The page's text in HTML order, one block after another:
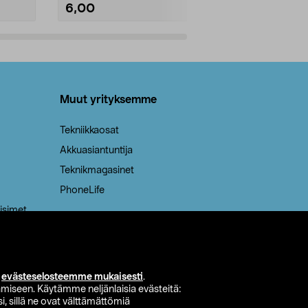
evästeselosteemme mukaisesti.
Käytämme neljänlaisia evästeitä:
sillä ne ovat välttämättömiä
6,00
Muut yrityksemme
Tekniikkaosat
Akkuasiantuntija
Teknikmagasinet
PhoneLife